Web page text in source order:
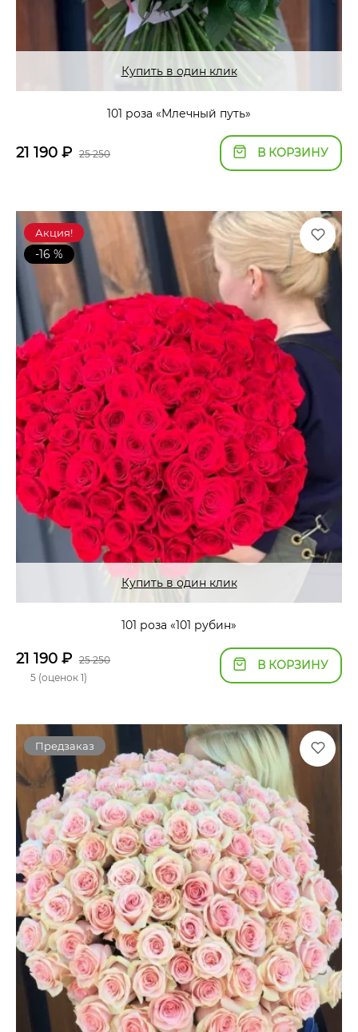
Купить в один клик
101 роза «Млечный путь»
21 190 ₽ 25 250 В КОРЗИНУ
Акция!
-16 %
Купить в один клик
101 роза «101 рубин»
21 190 ₽ 25 250
5 (оценок 1)
В КОРЗИНУ
Предзаказ